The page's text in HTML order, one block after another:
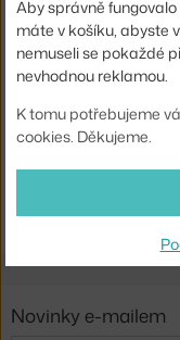
NOO.MA
4 - 6 týdnů,22 074 Kč
Ste zo
Aby správně
máte v košíku, abyste
nemuseli se pokaždé
nevhodnou reklamou.
K tomu potřebujeme
cookies. Děkujeme.
Novinky e-mailem